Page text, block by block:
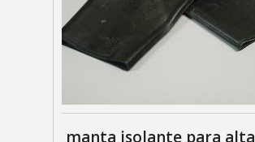
manta isolante para alta